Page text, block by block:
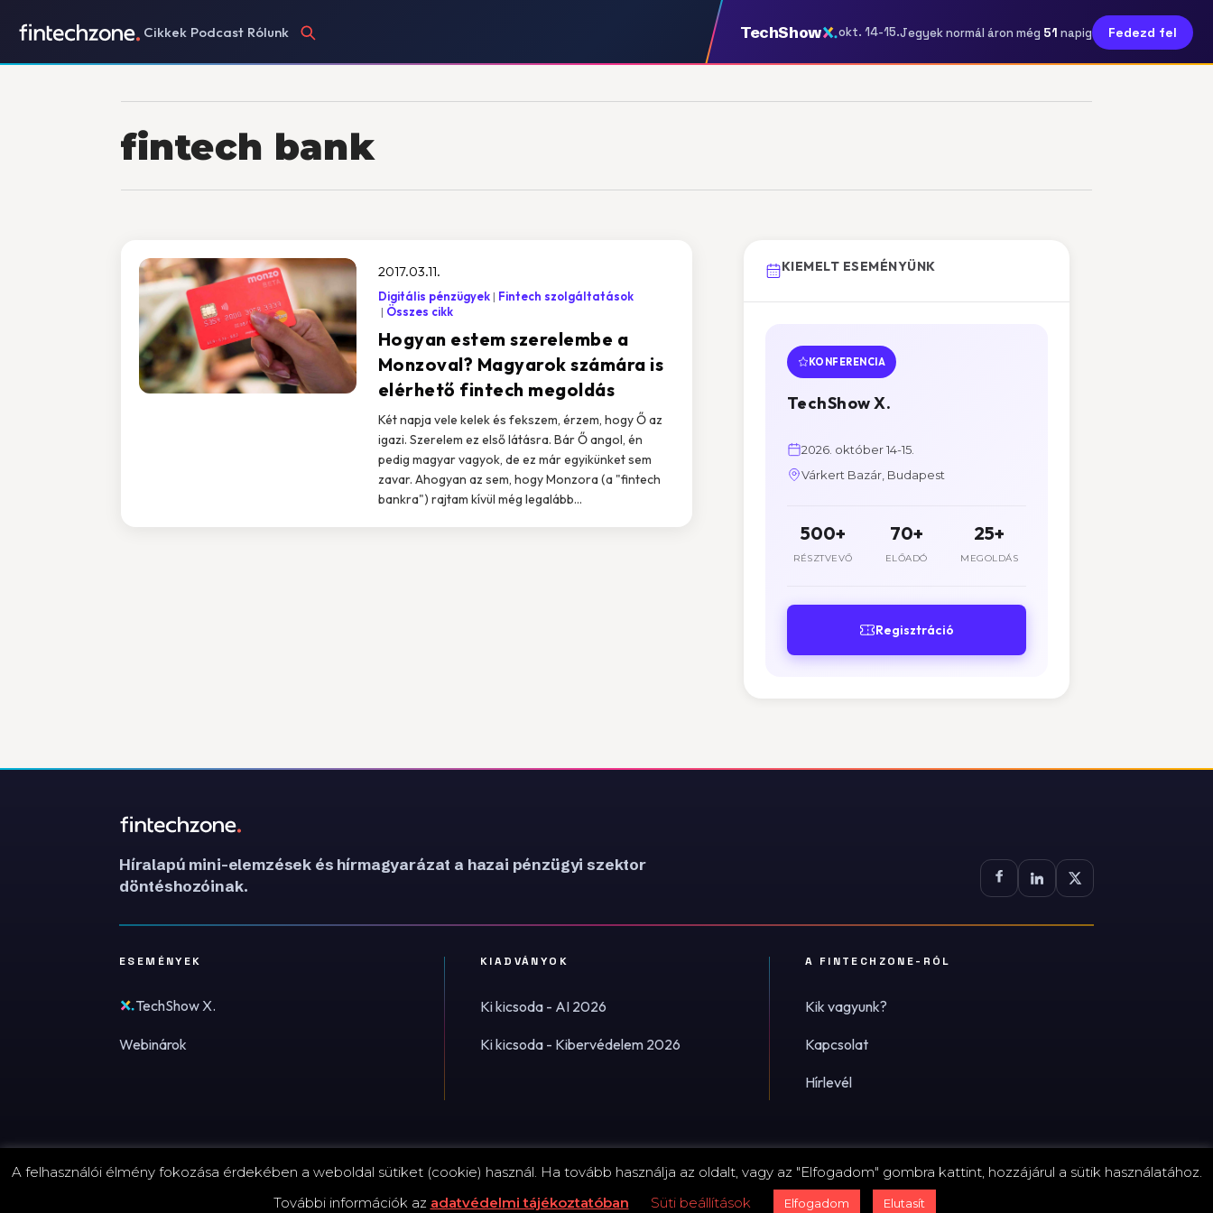
Cikkek Podcast Rólunk TechShow okt. 14-15.Jegyek normál áron még 51 napig Fedezd fel
fintech bank
Hogyan estem szerelembe a
Monzoval? Magyarok számára is
elérhető fintech megoldás
2017.03.11.
Digitális pénzügyek
Fintech szolgáltatások
Összes cikk
Két napja vele kelek és fekszem, érzem, hogy Ő az
igazi. Szerelem ez első látásra. Bár Ő angol, én
pedig magyar vagyok, de ez már egyikünket sem
zavar. Ahogyan az sem, hogy Monzora (a "fintech
bankra") rajtam kívül még legalább...
KIEMELT ESEMÉNYÜNK
KONFERENCIA
TechShow X.
2026. október 14-15.
Várkert Bazár, Budapest
500+
RÉSZTVEVŐ
70+
ELŐADÓ
25+
MEGOLDÁS
Regisztráció
Híralapú mini-elemzések és hírmagyarázat a hazai pénzügyi szektor
döntéshozóinak.
ESEMÉNYEK
TechShow X.
Webinárok
KIADVÁNYOK
Ki kicsoda - AI 2026
Ki kicsoda - Kibervédelem 2026
A FINTECHZONE-RÓL
Kik vagyunk?
Kapcsolat
Hírlevél
© 2026 FinTechZone.hu - A FinTech Group Kft. Impresszum · Adatvédelmi tájékoztató (PDF) Süti-beállítások
A felhasználói élmény fokozása érdekében a weboldal sütiket (cookie) használ. Ha tovább használja az oldalt, vagy az "Elfogadom" gombra kattint, hozzájárul a sütik használatához.
További információk az adatvédelmi tájékoztatóban Süti beállítások Elfogadom Elutasít